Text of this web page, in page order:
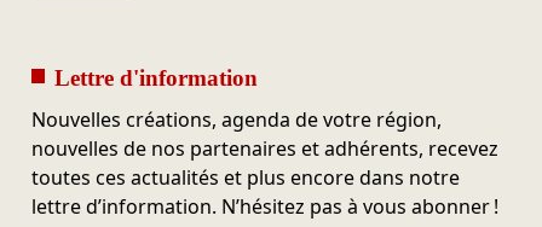
Lettre d'information
Nouvelles créations, agenda de votre région,
nouvelles de nos partenaires et adhérents, recevez
toutes ces actualités et plus encore dans notre
lettre d’information. N’hésitez pas à vous abonner !